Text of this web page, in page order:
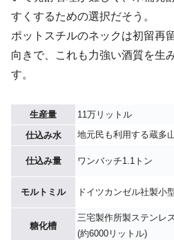
すくするための選択だそう。
ポットスチルのネックは初留再
向きで、これも力強い酒質を生
す。
生産量
11万リットル
仕込み水
地元民も利用する蔵多
仕込み量 ワンバッチ1.1トン
モルトミル ドイツカンゼル社製小
糖化槽
三宅製作所製ステンレ
(約6000リットル)